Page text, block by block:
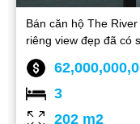
Bán căn hộ The
riêng view đẹp đã có
3
202 m2